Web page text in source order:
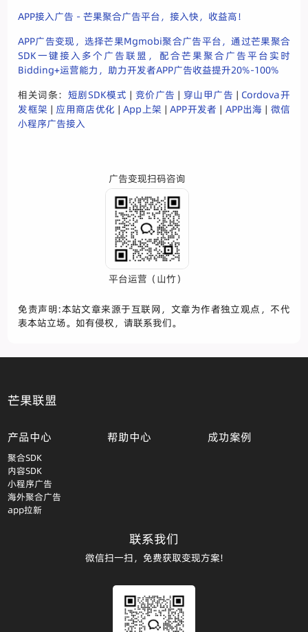
APP接入广告 - 芒果聚合广告平台，接入快，收益高！
APP广告变现，选择芒果Mgmobi聚合广告平台，通过芒果聚合
SDK一键接入多个广告联盟，配合芒果聚合广告平台实时
Bidding+运营能力，助力开发者APP广告收益提升20%-100%
相关词条： 短剧SDK模式 | 竞价广告 | 穿山甲广告 | Cordova开
发框架 | 应用商店优化 |App上架 |APP开发者 | APP出海 | 微信
小程序广告接入
广告变现扫码咨询
平台运营（山竹）
免责声明:本站文章来源于互联网，文章为作者独立观点，不代
表本站立场。如有侵权，请联系我们。
芒果联盟
产品中心
聚合SDK
内容SDK
小程序广告
海外聚合广告
app拉新
帮助中心 成功案例
联系我们
微信扫一扫，免费获取变现方案!